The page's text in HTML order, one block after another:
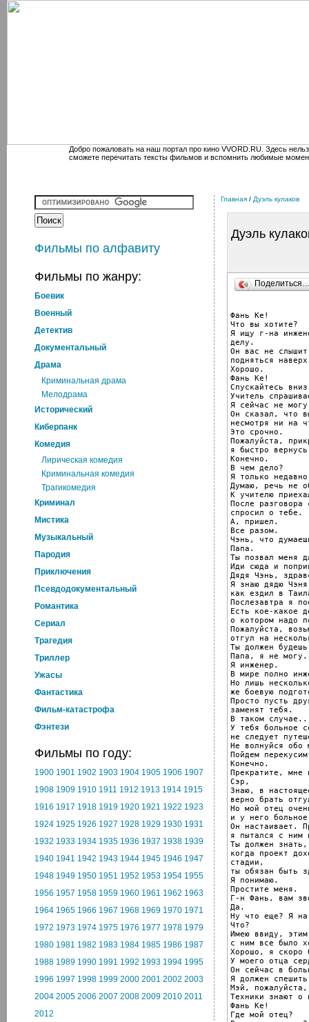
Добро пожаловать на наш портал про кино VVORD.RU. Здесь
сможете перечитать тексты фильмов и вспомнить любимые
Фильмы по алфавиту
Фильмы по жанру:
Боевик
Военный
Детектив
Документальный
Драма
Криминальная драма
Мелодрама
Исторический
Киберпанк
Комедия
Лирическая комедия
Криминальная комедия
Трагикомедия
Криминал
Мистика
Музыкальный
Пародия
Приключения
Псевдодокументальный
Романтика
Cериал
Трагедия
Триллер
Ужасы
Фантастика
Фильм-катастрофа
Фэнтези
Фильмы по году:
1900 1901 1902 1903 1904 1905 1906 1907
1908 1909 1910 1911 1912 1913 1914 1915
1916 1917 1918 1919 1920 1921 1922 1923
1924 1925 1926 1927 1928 1929 1930 1931
1932 1933 1934 1935 1936 1937 1938 1939
1940 1941 1942 1943 1944 1945 1946 1947
1948 1949 1950 1951 1952 1953 1954 1955
1956 1957 1958 1959 1960 1961 1962 1963
1964 1965 1966 1967 1968 1969 1970 1971
1972 1973 1974 1975 1976 1977 1978 1979
1980 1981 1982 1983 1984 1985 1986 1987
1988 1989 1990 1991 1992 1993 1994 1995
1996 1997 1998 1999 2000 2001 2002 2003
2004 2005 2006 2007 2008 2009 2010 2011
2012
Главная / Дуэль кулаков
Дуэль
Фань Ке!
Что вы хотите?
Я ищу г-на
делу.
Он вас не
подняться
Хорошо.
Фань Ке!
Спускайтесь
Учитель
Я сейчас не
Он сказал, что
несмотря ни на
Это срочно.
Пожалуйста,
я быстро
Конечно.
В чем дело?
Я только
Думаю, речь не
К учителю
После
спросил о тебе.
А, пришел.
Все разом.
Чэнь, что
Папа.
Ты позвал меня
Иди сюда и
Дядя Чэнь,
Я знаю дядю
как ездил в
Послезавтра я
Есть кое-какое
о котором надо
Пожалуйста,
отгул на
Ты должен
Папа, я не могу.
Я инженер.
В мире полно
Но лишь
же боевую
Просто пусть
заменят тебя.
В таком
У тебя больное
не следует
Не волнуйся обо
Пойдем
Конечно.
Прекратите, мне
Сэр,
Знаю, в
верно брать
Но мой отец
и у него
Он настаивает.
я пытался с ним
Ты должен знать,
когда проект
стадии,
ты обязан быть
Я понимаю.
Простите меня.
Г-н Фань, вам
Да.
Ну что еще? Я
Что?
Имею ввиду,
с ним все было
Хорошо, я скоро
У моего отца
Он сейчас в
Я должен
Мэй,
Техники знают о
Фань Ке!
Где мой отец?